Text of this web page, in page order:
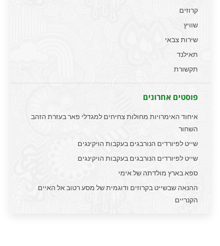
קרוזים
שוויץ
שירות צבאי
תאילנד
תקשורת
פוסטים אחרונים
איחוד האימרויות מחולות צחיחים למגדלי פאר בעזרת הזהב
השחור
שייט לפיורדים הנורבגים בעקבות הויקינגים
שייט לפיורדים הנורבגים בעקבות הויקינגים
ספא בארץ מולדתה של אימי
ההנאה שבשייט בקרוזים ודוגמית של מסע רטוב אל האיים
הקנריים